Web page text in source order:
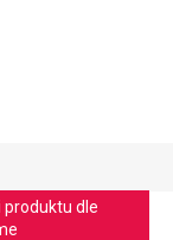
produktu dle